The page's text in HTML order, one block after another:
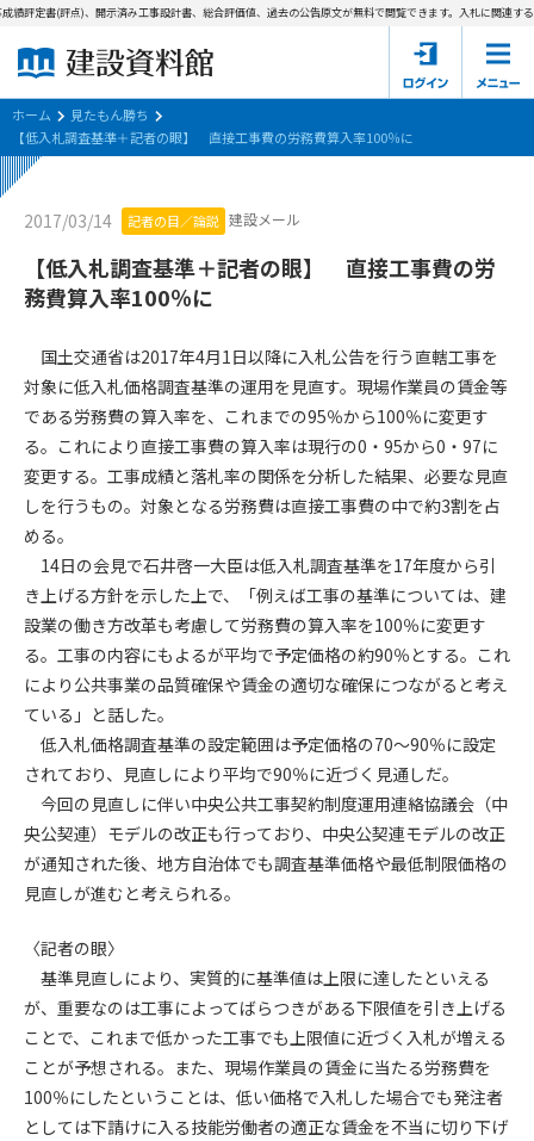
建設資料館とは
東京都の入札資料
国土交通省の入札資料
見たもん勝ち
会員登録について
サポーター会員一覧
会社概要 お問い合わせ
個人情報保護方針
会員規約
評定書(評点)、開示済み工事設計書、総合評価値、過去の公告原文が無料で閲覧できます。入札に関連する
ホーム
見たもん勝ち
【低入札調査基準＋記者の眼】 直接工事費の労務費算入率100％に
2017/03/14 記者の目／論説 建設メール
【低入札調査基準＋記者の眼】 直接工事費の労
務費算入率100％に
国土交通省は2017年4月1日以降に入札公告を行う直轄工事を
対象に低入札価格調査基準の運用を見直す。現場作業員の賃金等
である労務費の算入率を、これまでの95％から100％に変更す
る。これにより直接工事費の算入率は現行の0・95から0・97に
変更する。工事成績と落札率の関係を分析した結果、必要な見直
しを行うもの。対象となる労務費は直接工事費の中で約3割を占
める。
14日の会見で石井啓一大臣は低入札調査基準を17年度から引
き上げる方針を示した上で、「例えば工事の基準については、建
設業の働き方改革も考慮して労務費の算入率を100％に変更す
る。工事の内容にもよるが平均で予定価格の約90％とする。これ
により公共事業の品質確保や賃金の適切な確保につながると考え
ている」と話した。
低入札価格調査基準の設定範囲は予定価格の70～90％に設定
されており、見直しにより平均で90％に近づく見通しだ。
今回の見直しに伴い中央公共工事契約制度運用連絡協議会（中
央公契連）モデルの改正も行っており、中央公契連モデルの改正
が通知された後、地方自治体でも調査基準価格や最低制限価格の
見直しが進むと考えられる。
〈記者の眼〉
基準見直しにより、実質的に基準値は上限に達したといえる
が、重要なのは工事によってばらつきがある下限値を引き上げる
ことで、これまで低かった工事でも上限値に近づく入札が増える
ことが予想される。また、現場作業員の賃金に当たる労務費を
100％にしたということは、低い価格で入札した場合でも発注者
としては下請けに入る技能労働者の適正な賃金を不当に切り下げ
第1条（規約の目的）
会員サービスの利用条件等について定めるものです。
2. 管理者が建設資料館WEB上で随時掲載するルールは本規約の
一部を構成するものとします。
第2条（規約の変更）
本規約は、会員の了承を得ることなく、随時変更されることが
あります。変更内容は、建設資料館WEB上に表示した時点で直
ちに全ての会員が了承したものとみなします。
第4条（会員審査および資格の取り消し）
会員とは、本規約を承諾の上、所定の会員申込手続きを完了
後、管理者がこれを承認した者をいいます。
第4条（会員の定義と登録）
1. 管理者は前条により審査の結果、会員申込みをした者が以下
の何れかの項目に該当することがわかった場合、その者の会
員としての権限を承認しないことがあります。
(1) 会員申し込みをした者が実在しなかった場合
(2) 本規約に違反した場合/li>
(3) 会員申し込みの際、申告事項に虚偽があった場合
(4) 会員申込者が管理者所定の手続き通りに会員申込手続き処
(5) その他管理者が会員とすることを不適当と判断した場合
2. 管理者は承認後であっても承認した会員が前項の何れかに該
当することが判明した場合、会員資格を取り消すことがあり
ます。
第5条（IDおよびパスワードの管理）
1. 会員は申込の際に管理者が発行したIDおよびパスワードの使
用および管理について責任を負うものとします。